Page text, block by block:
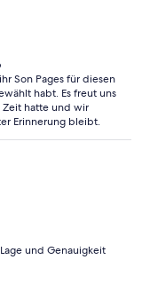
Son Pages für diesen
habt. Es freut uns
Zeit hatte und wir
Erinnerung bleibt.
und Genauigkeit